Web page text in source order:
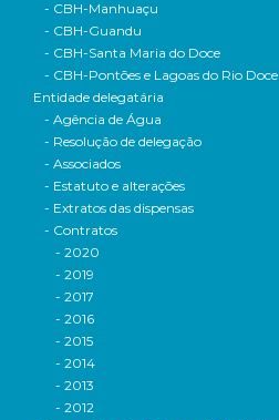
- CBH-Manhuaçu
- CBH-Guandu
- CBH-Santa Maria do Doce
- CBH-Pontões e Lagoas do Rio Doce
Entidade delegatária
- Agência de Água
- Resolução de delegação
- Associados
- Estatuto e alterações
- Extratos das dispensas
- Contratos
- 2020
- 2019
- 2017
- 2016
- 2015
- 2014
- 2013
- 2012